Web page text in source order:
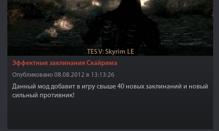
TES V: Skyrim LE
Эффектные заклинания Скайрима
Опубликовано 08.08.2012 в 13:13:26
Данный мод добавит в игру свыше 40 новых заклинаний и новый
сильный противник!